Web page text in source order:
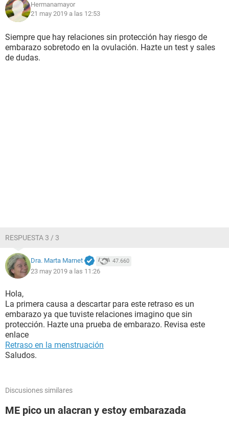
Hermanamayor
21 may 2019 a las 12:53
Siempre que hay relaciones sin protección hay riesgo de
embarazo sobretodo en la ovulación. Hazte un test y sales
de dudas.
RESPUESTA 3 / 3
Dra. Marta Marnet 47.660
23 may 2019 a las 11:26
Hola,
La primera causa a descartar para este retraso es un
embarazo ya que tuviste relaciones imagino que sin
protección. Hazte una prueba de embarazo. Revisa este
enlace
Retraso en la menstruación
Saludos.
Discusiones similares
ME pico un alacran y estoy embarazada